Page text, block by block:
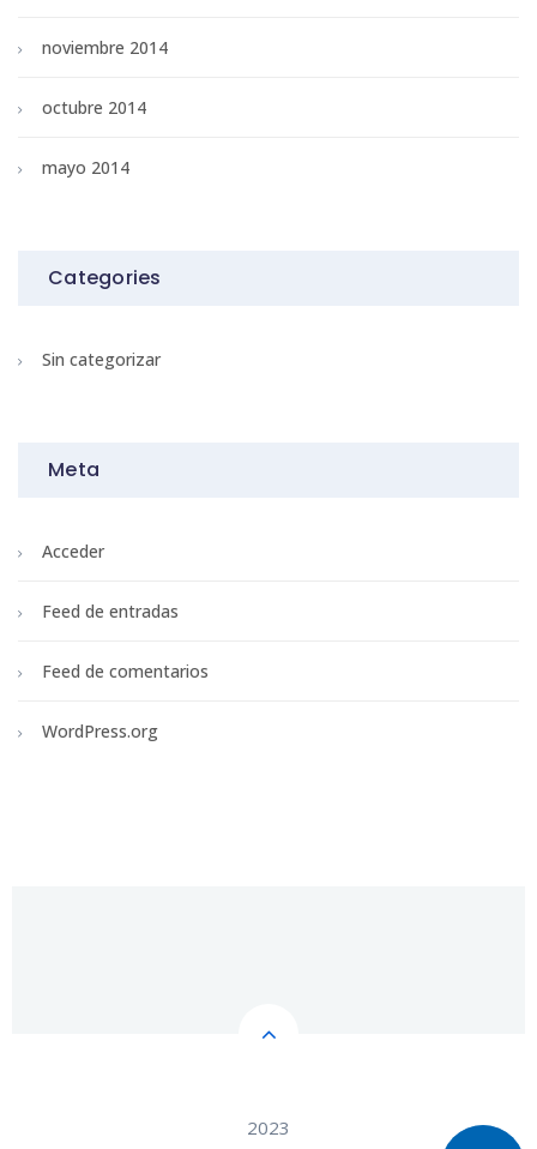
noviembre 2014
octubre 2014
mayo 2014
Categories
Sin categorizar
Meta
Acceder
Feed de entradas
Feed de comentarios
WordPress.org
2023